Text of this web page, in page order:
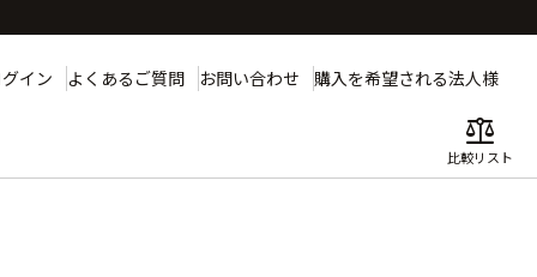
イン よくあるご質問 お問い合わせ 購入を希望される法人様
balance
比較リスト